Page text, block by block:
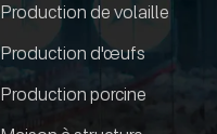
Production de volaille
Production d'œufs
Production porcine